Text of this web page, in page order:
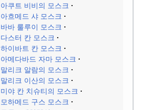
아쿠트 비비의 모스크
아흐메드 샤 모스크
바바 룰루이 모스크
다스터 칸 모스크
하이바트 칸 모스크
아메다바드 자마 모스크
말리크 알람의 모스크
말리크 이산의 모스크
미야 칸 치슈티의 모스크
모하메드 구스 모스크